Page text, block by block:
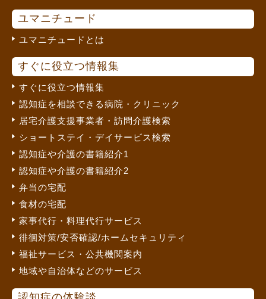
ユマニチュード
ユマニチュードとは
すぐに役立つ情報集
すぐに役立つ情報集
認知症を相談できる病院・クリニック
居宅介護支援事業者・訪問介護検索
ショートステイ・デイサービス検索
認知症や介護の書籍紹介1
認知症や介護の書籍紹介2
弁当の宅配
食材の宅配
家事代行・料理代行サービス
徘徊対策/安否確認/ホームセキュリティ
福祉サービス・公共機関案内
地域や自治体などのサービス